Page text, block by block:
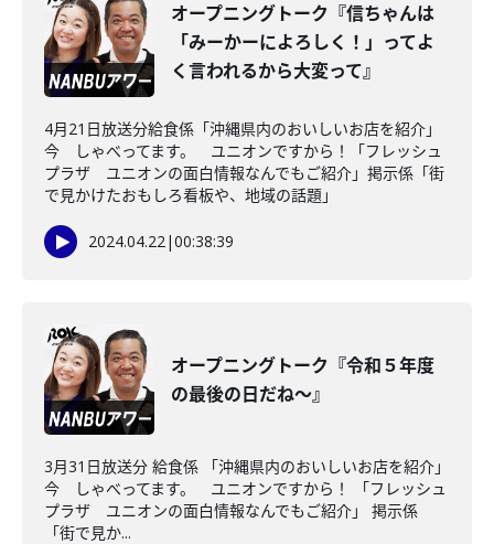
オープニングトーク『信ちゃんは
「みーかーによろしく！」ってよ
く言われるから大変って』
4月21日放送分給食係「沖縄県内のおいしいお店を紹介」
今 しゃべってます。 ユニオンですから！「フレッシュ
プラザ ユニオンの面白情報なんでもご紹介」掲示係「街
で見かけたおもしろ看板や、地域の話題」
2024.04.22|00:38:39
オープニングトーク『令和５年度
の最後の日だね～』
3月31日放送分 給食係 「沖縄県内のおいしいお店を紹介」
今 しゃべってます。 ユニオンですから！ 「フレッシュ
プラザ ユニオンの面白情報なんでもご紹介」 掲示係
「街で見か...